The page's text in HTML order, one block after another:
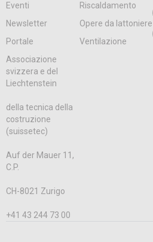
Eventi
Riscaldamento
Newsletter
Opere da lattoniere
Portale
Ventilazione
Associazione
svizzera e del
Liechtenstein
della tecnica della
costruzione
(suissetec)
Auf der Mauer 11,
C.P.
CH-8021 Zurigo
+41 43 244 73 00